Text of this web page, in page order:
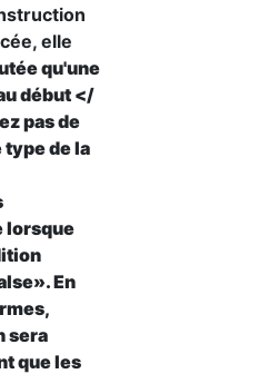
elle
qu'une
début </
pas de
de la
lorsque
En
sera
que les